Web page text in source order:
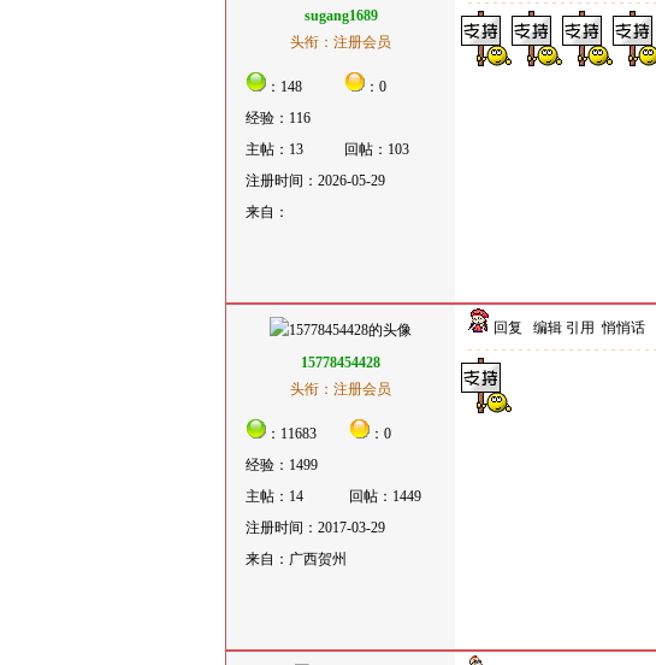
sugang1689
头衔：注册会员
：148
：0
经验：116
主帖：13
回帖：103
注册时间：2026-05-29
来自：
15778454428
头衔：注册会员
：11683
：0
经验：1499
主帖：14
回帖：1449
注册时间：2017-03-29
来自：广西贺州
回复 编辑 引用 悄悄话